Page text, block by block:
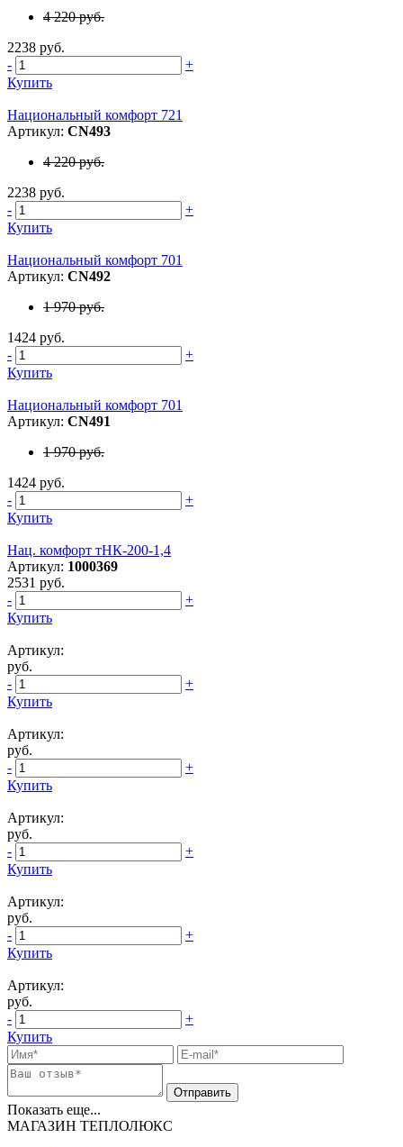
4 220 руб.
2238 руб.
-
+
Купить
Национальный комфорт 721
Артикул: CN493
4 220 руб.
2238 руб.
-
+
Купить
Национальный комфорт 701
Артикул: CN492
1 970 руб.
1424 руб.
-
+
Купить
Национальный комфорт 701
Артикул: CN491
1 970 руб.
1424 руб.
-
+
Купить
Нац. комфорт тНК-200-1,4
Артикул: 1000369
2531 руб.
-
+
Купить
Артикул:
руб.
-
+
Купить
Артикул:
руб.
-
+
Купить
Артикул:
руб.
-
+
Купить
Артикул:
руб.
-
+
Купить
Артикул:
руб.
-
+
Купить
Показать еще...
МАГАЗИН ТЕПЛОЛЮКС